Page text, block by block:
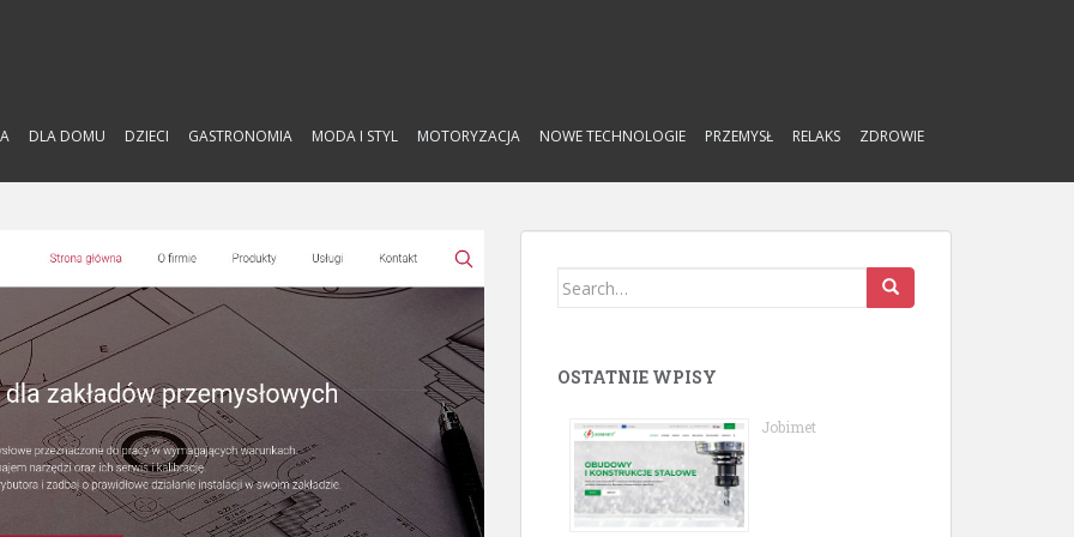
DLA DOMU DZIECI GASTRONOMIA MODA I STYL MOTORYZACJA NOWE TECHNOLOGIE PRZEMYSŁ RELAKS ZDROWIE
Search
OSTATNIE WPISY
Jobimet